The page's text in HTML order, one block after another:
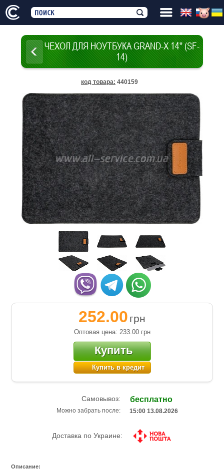
ЧЕХОЛ ДЛЯ НОУТБУКА GRAND-X 14'' (SF-
14)
код товара: 440159
252.00 грн
Оптовая цена: 233.00 грн
Купить
Купить в кредит
Самовывоз: бесплатно
Можно забрать после: 15:00 13.08.2026
Доставка по Украине:
Описание: